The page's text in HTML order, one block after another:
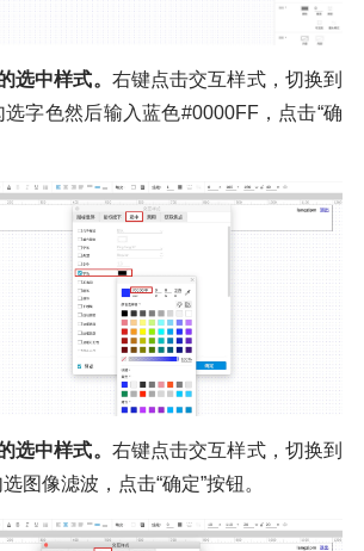
选中样式。 右键点击交互样式，切换到
字色然后输入蓝色#0000FF，点击“确
选中样式。 右键点击交互样式，切换到
图像滤波，点击“确定”按钮。